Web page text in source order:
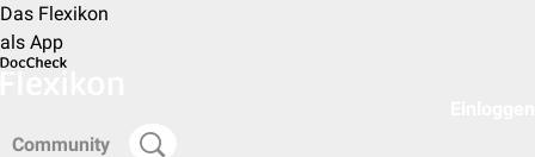
Das Flexikon
als App
Community